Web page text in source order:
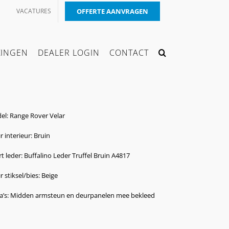
VACATURES OFFERTE AANVRAGEN
DEALER LOGIN CONTACT
Range Rover Velar
interieur: Bruin
leder: Buffalino Leder Truffel Bruin A4817
stiksel/bies: Beige
Midden armsteun en deurpanelen mee bekleed